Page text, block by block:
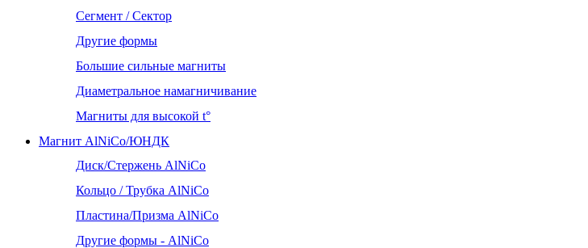
Сегмент / Сектор
Другие формы
Большие сильные магниты
Диаметральное намагничивание
Магниты для высокой t°
Магнит AlNiCo/ЮНДК
Диск/Стержень AlNiCo
Кольцо / Трубка AlNiCo
Пластина/Призма AlNiCo
Другие формы - AlNiCo